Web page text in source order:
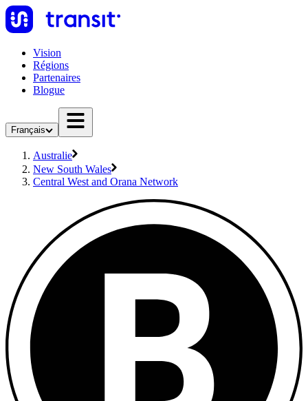
Vision
Régions
Partenaires
Blogue
Français
Australie
New South Wales
Central West and Orana Network